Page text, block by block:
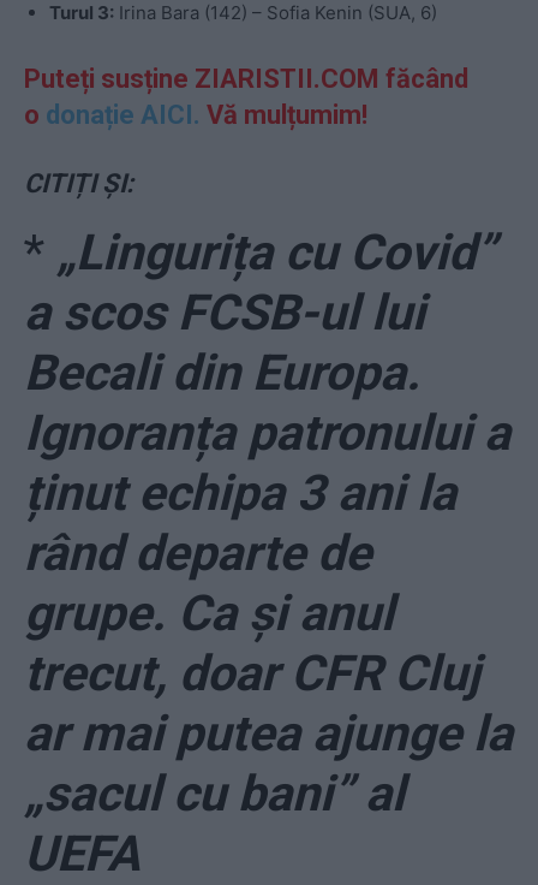
Turul 3: Irina Bara (142) – Sofia Kenin (SUA, 6)
Puteți susține ZIARISTII.COM făcând
o donație AICI. Vă mulțumim!
CITIȚI ȘI:
* „Lingurița cu Covid”
a scos FCSB-ul lui
Becali din Europa.
Ignoranța patronului a
ținut echipa 3 ani la
rând departe de
grupe. Ca și anul
trecut, doar CFR Cluj
ar mai putea ajunge la
„sacul cu bani” al
UEFA